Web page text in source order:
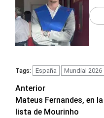
Tags: España Mundial 2026
Navegación
de
Anterior
Mateus Fernandes, en la
lista de Mourinho